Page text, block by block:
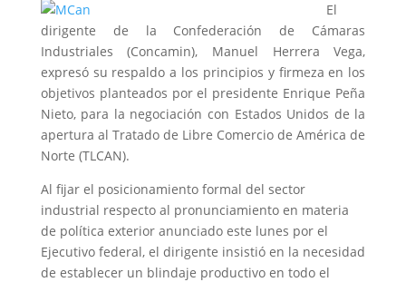
El
dirigente de la Confederación de Cámaras
Industriales (Concamin), Manuel Herrera Vega,
expresó su respaldo a los principios y firmeza en los
objetivos planteados por el presidente Enrique Peña
Nieto, para la negociación con Estados Unidos de la
apertura al Tratado de Libre Comercio de América de
Norte (TLCAN).
Al fijar el posicionamiento formal del sector
industrial respecto al pronunciamiento en materia
de política exterior anunciado este lunes por el
Ejecutivo federal, el dirigente insistió en la necesidad
de establecer un blindaje productivo en todo el